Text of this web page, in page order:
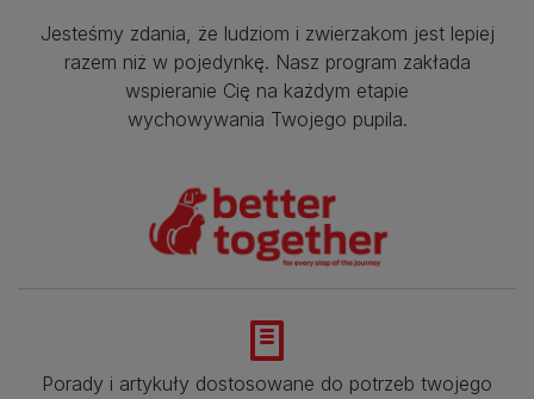
Jesteśmy zdania, że ludziom i zwierzakom jest lepiej
razem niż w pojedynkę. Nasz program zakłada
wspieranie Cię na każdym etapie
wychowywania Twojego pupila.
Porady i artykuły dostosowane do potrzeb twojego